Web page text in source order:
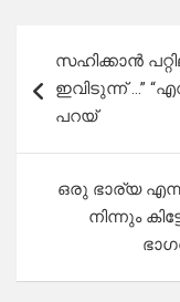
navigation
സഹിക്കാൻ
ഇവിടുന്ന് …”
പറയ്
ഒരു ഭാര്യ എന്ന
നിന്നും